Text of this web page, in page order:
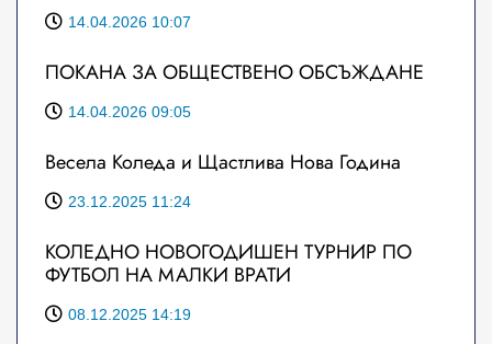
14.04.2026 10:07
ПОКАНА ЗА ОБЩЕСТВЕНО ОБСЪЖДАНЕ
14.04.2026 09:05
Весела Коледа и Щастлива Нова Година
23.12.2025 11:24
КОЛЕДНО НОВОГОДИШЕН ТУРНИР ПО
ФУТБОЛ НА МАЛКИ ВРАТИ
08.12.2025 14:19